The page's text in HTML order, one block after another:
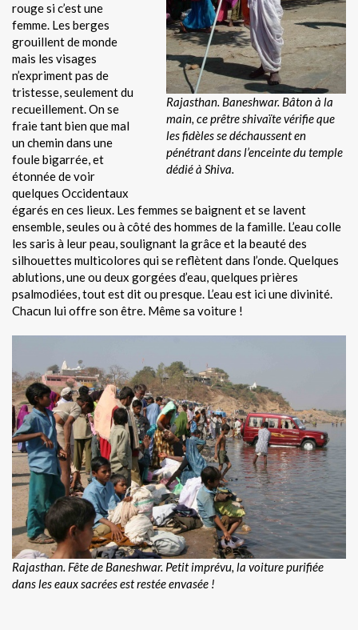
Rajasthan. Baneshwar. Bâton à la
main, ce prêtre shivaïte vérifie que
les fidèles se déchaussent en
pénétrant dans l’enceinte du temple
dédié à Shiva.
rouge si c’est une
femme. Les berges
grouillent de monde
mais les visages
n’expriment pas de
tristesse, seulement du
recueillement. On se
fraie tant bien que mal
un chemin dans une
foule bigarrée, et
étonnée de voir
quelques Occidentaux
égarés en ces lieux. Les femmes se baignent et se lavent
ensemble, seules ou à côté des hommes de la famille. L’eau colle
les saris à leur peau, soulignant la grâce et la beauté des
silhouettes multicolores qui se reflètent dans l’onde. Quelques
ablutions, une ou deux gorgées d’eau, quelques prières
psalmodiées, tout est dit ou presque. L’eau est ici une divinité.
Chacun lui offre son être. Même sa voiture !
Rajasthan. Fête de Baneshwar. Petit imprévu, la voiture purifiée
dans les eaux sacrées est restée envasée !